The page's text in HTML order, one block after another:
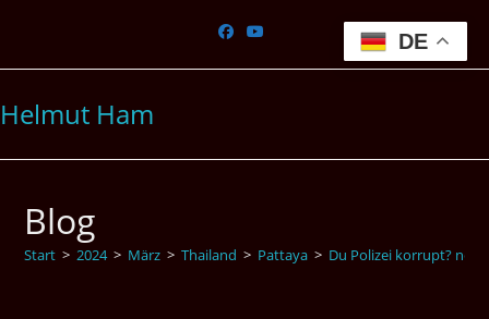
springen
Helmut Ham
Blog
Start > 2024 > März > Thailand > Pattaya > Du Polizei korrupt?
DE